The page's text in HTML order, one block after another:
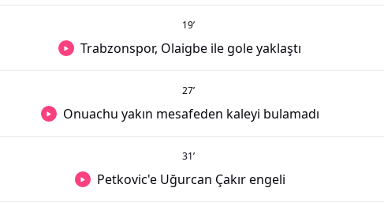
19’
Trabzonspor, Olaigbe ile gole yaklaştı
27’
Onuachu yakın mesafeden kaleyi bulamadı
31’
Petkovic'e Uğurcan Çakır engeli